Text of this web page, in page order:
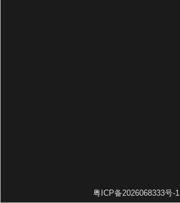
粤ICP备2026068333号-1